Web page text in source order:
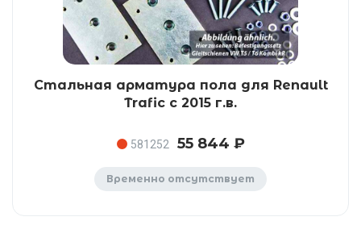
Стальная арматура пола для Renault
Trafic с 2015 г.в.
581252 55 844 ₽
Временно отсутствует